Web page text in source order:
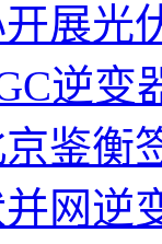
展光
逆变
鉴衡
网逆